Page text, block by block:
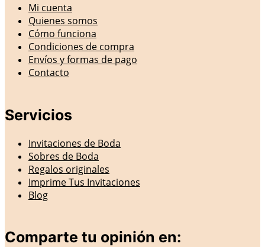
Mi cuenta
Quienes somos
Cómo funciona
Condiciones de compra
Envíos y formas de pago
Contacto
Servicios
Invitaciones de Boda
Sobres de Boda
Regalos originales
Imprime Tus Invitaciones
Blog
Comparte tu opinión en: